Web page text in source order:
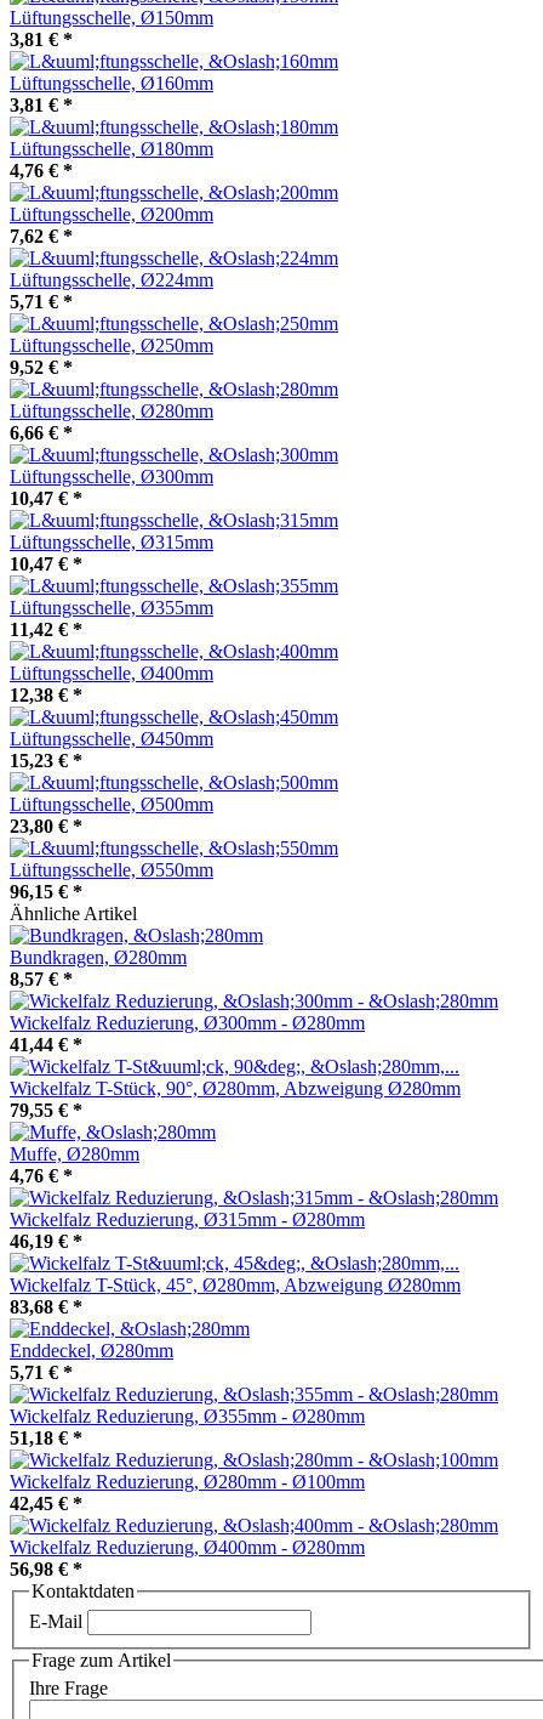
Lüftungsschelle, Ø150mm
3,81 € *
Lüftungsschelle, Ø160mm
3,81 € *
Lüftungsschelle, Ø180mm
4,76 € *
Lüftungsschelle, Ø200mm
7,62 € *
Lüftungsschelle, Ø224mm
5,71 € *
Lüftungsschelle, Ø250mm
9,52 € *
Lüftungsschelle, Ø280mm
6,66 € *
Lüftungsschelle, Ø300mm
10,47 € *
Lüftungsschelle, Ø315mm
10,47 € *
Lüftungsschelle, Ø355mm
11,42 € *
Lüftungsschelle, Ø400mm
12,38 € *
Lüftungsschelle, Ø450mm
15,23 € *
Lüftungsschelle, Ø500mm
23,80 € *
Lüftungsschelle, Ø550mm
96,15 € *
Ähnliche Artikel
Bundkragen, Ø280mm
8,57 € *
Wickelfalz Reduzierung, Ø300mm - Ø280mm
41,44 € *
Wickelfalz T-Stück, 90°, Ø280mm, Abzweigung Ø280mm
79,55 € *
Muffe, Ø280mm
4,76 € *
Wickelfalz Reduzierung, Ø315mm - Ø280mm
46,19 € *
Wickelfalz T-Stück, 45°, Ø280mm, Abzweigung Ø280mm
83,68 € *
Enddeckel, Ø280mm
5,71 € *
Wickelfalz Reduzierung, Ø355mm - Ø280mm
51,18 € *
Wickelfalz Reduzierung, Ø280mm - Ø100mm
42,45 € *
Wickelfalz Reduzierung, Ø400mm - Ø280mm
56,98 € *
Kontaktdaten
E-Mail
Frage zum Artikel
Ihre Frage